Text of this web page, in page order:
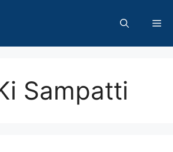
Sampatti